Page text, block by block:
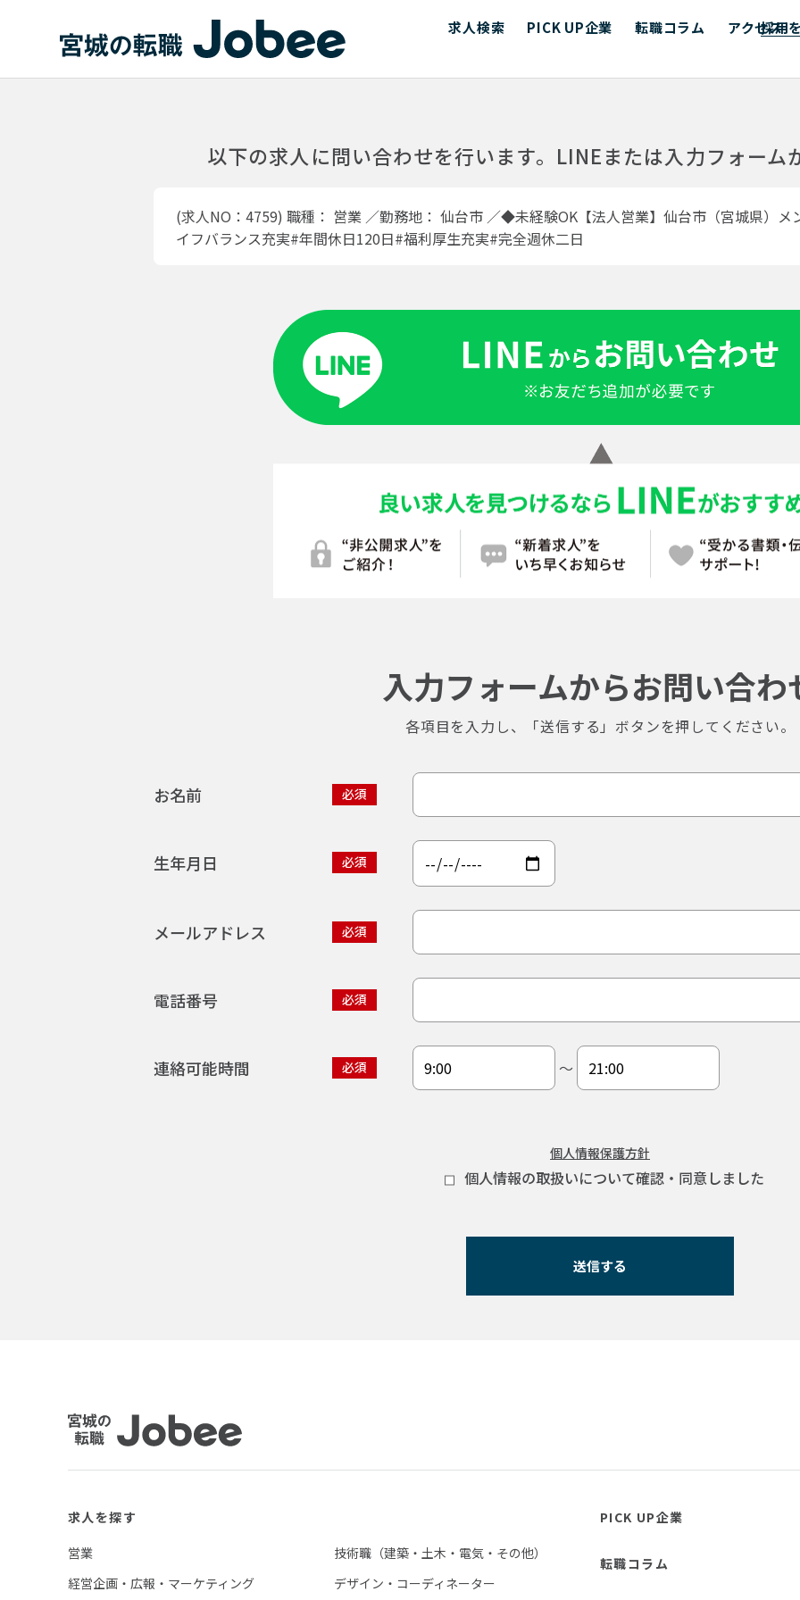
求人検索 PICK UP企業 転職コラム アクセス
採用
以下の求人に問い合わせを行います。 LINEまたは入力フォーム
(求人NO：4759) 職種： 営業 ／勤務地： 仙台市 ／◆未経験OK【法人営業】仙台市（宮城県）
イフバランス充実#年間休日120日#福利厚生充実#完全週休二日
入力フォームからお問い合わ
各項目を入力し、「送信する」ボタンを押してください。
お名前 必須
生年月日 必須
メールアドレス 必須
電話番号 必須
連絡可能時間 必須 〜
個人情報保護方針
個人情報の取扱いについて確認・同意しました
求人を探す
営業
経営企画・広報・マーケティング
技術職（建築・土木・電気・その他）
デザイン・コーディネーター
PICK UP企業
転職コラム